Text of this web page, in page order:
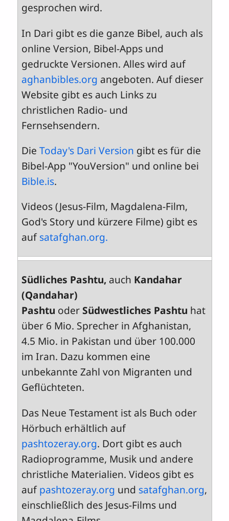
gesprochen wird.
In Dari gibt es die ganze Bibel, auch als
online Version, Bibel-Apps und
gedruckte Versionen. Alles wird auf
aghanbibles.org angeboten. Auf dieser
Website gibt es auch Links zu
christlichen Radio- und
Fernsehsendern.
DieToday's Dari Version gibt es für die
Bibel-App "YouVersion" und online bei
Bible.is.
Videos (Jesus-Film, Magdalena-Film,
God's Story und kürzere Filme) gibt es
aufsatafghan.org.
Südliches Pashtu, auch Kandahar
(Qandahar)
Pashtu oderSüdwestliches Pashtu hat
über 6 Mio. Sprecher in Afghanistan,
4.5 Mio. in Pakistan und über 100.000
im Iran. Dazu kommen eine
unbekannte Zahl von Migranten und
Geflüchteten.
Das Neue Testament ist als Buch oder
Hörbuch erhältlich auf
pashtozeray.org. Dort gibt es auch
Radioprogramme, Musik und andere
christliche Materialien. Videos gibt es
aufpashtozeray.org und satafghan.org,
einschließlich des Jesus-Films und